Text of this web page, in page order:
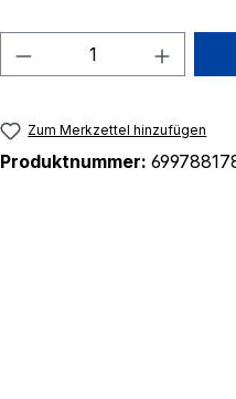
Produkt Anzahl:
Zum Merkzettel hinzufügen
Produktnummer: